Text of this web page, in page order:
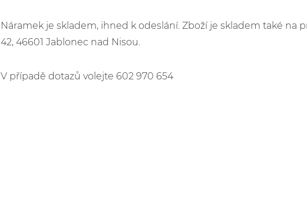
Náramek je skladem, ihned k odeslání. Zboží je skladem také na
42, 46601 Jablonec nad Nisou.
V případě dotazů volejte 602 970 654